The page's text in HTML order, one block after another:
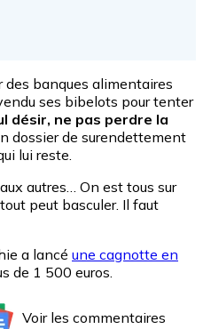
des banques alimentaires
ses bibelots pour tenter
désir, ne pas perdre la
dossier de surendettement
lui reste.
autres… On est tous sur
peut basculer. Il faut
a lancé une cagnotte en
de 1 500 euros.
Voir les commentaires